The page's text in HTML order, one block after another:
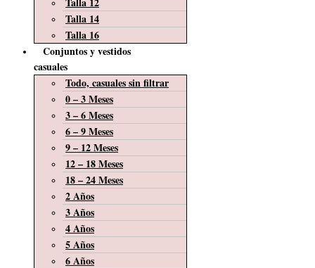
Talla 14
Talla 16
Conjuntos y vestidos
casuales
Todo, casuales sin filtrar
0 – 3 Meses
3 – 6 Meses
6 – 9 Meses
9 – 12 Meses
12 – 18 Meses
18 – 24 Meses
2 Años
3 Años
4 Años
5 Años
6 Años